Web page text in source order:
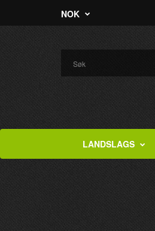
NOK
LANDSLAGS